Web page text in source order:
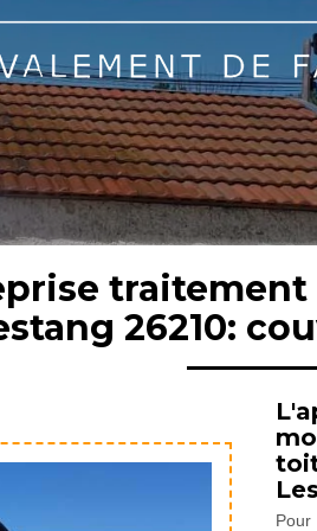
traitement
26210: